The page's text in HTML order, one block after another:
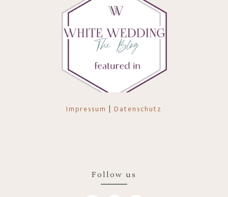
Impressum | Datenschutz
Follow us